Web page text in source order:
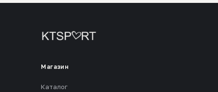
Магазин
Каталог